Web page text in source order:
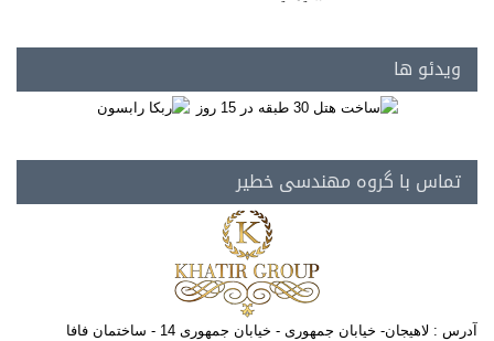
ویدئو ها
تماس با گروه مهندسی خطیر
آدرس : لاهیجان- خیابان جمهوری - خیابان جمهوری 14 - ساختمان فافا